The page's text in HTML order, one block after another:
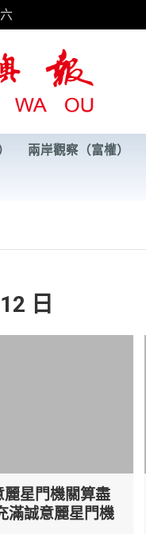
兩岸觀察（富權）
日
星門機關算盡
滿誠意麗星門機